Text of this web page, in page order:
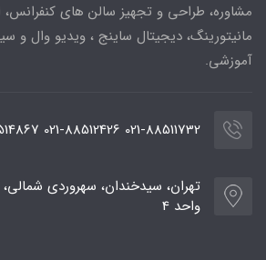
مشاوره، طراحی و تجهیز سالن های
مانیتورینگ، دیجیتال ساینج ، ویدیو وال و
آموزشی.
021-88511732 021-88512426 021-88514867 09339923139
واحد 4